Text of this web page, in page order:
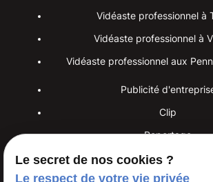
Vidéaste professionnel à
Vidéaste professionnel à
Vidéaste professionnel aux
Publicité
Clip
Reportage
Interview
Le secret de nos cookies ?
Le respect de votre vie privée